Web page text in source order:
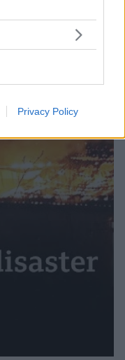
Privacy Policy
ήταν